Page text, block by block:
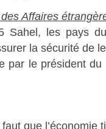
Affaires
Sahel, les pays
la sécurité de
par le président
que l’économie